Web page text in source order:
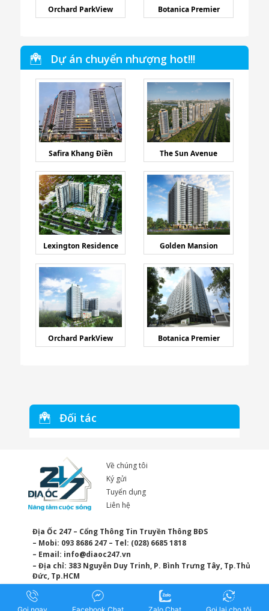
Orchard ParkView Botanica Premier
Dự án chuyển nhượng hot!!!
Safira Khang Điền The Sun Avenue
Lexington Residence Golden Mansion
Orchard ParkView Botanica Premier
Đối tác
Về chúng tôi
Ký gửi
Tuyển dụng
Liên hệ
Địa Ốc 247 – Cổng Thông Tin Truyền Thông BĐS
– Mobi: 093 8686 247 – Tel: (028) 6685 1818
– Email: info@diaoc247.vn
– Địa chỉ: 383 Nguyễn Duy Trinh, P. Bình Trưng Tây, Tp.Thủ
Đức, Tp.HCM